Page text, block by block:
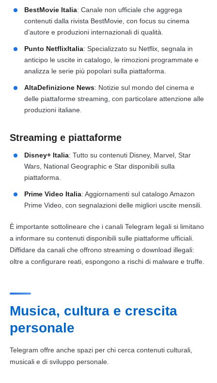
BestMovie Italia: Canale non ufficiale che aggrega
contenuti dalla rivista BestMovie, con focus su cinema
d’autore e produzioni internazionali di qualità.
Punto NetflixItalia: Specializzato su Netflix, segnala in
anticipo le uscite in catalogo, le rimozioni programmate e
analizza le serie più popolari sulla piattaforma.
AltaDefinizione News: Notizie sul mondo del cinema e
delle piattaforme streaming, con particolare attenzione alle
produzioni italiane.
Streaming e piattaforme
Disney+ Italia: Tutto su contenuti Disney, Marvel, Star
Wars, National Geographic e Star disponibili sulla
piattaforma.
Prime Video Italia: Aggiornamenti sul catalogo Amazon
Prime Video, con segnalazioni delle migliori uscite mensili.
È importante sottolineare che i canali Telegram legali si limitano
a informare su contenuti disponibili sulle piattaforme ufficiali.
Diffidare da canali che offrono streaming o download illegali:
oltre a configurare reati, espongono a rischi di malware e truffe.
Musica, cultura e crescita
personale
Telegram offre anche spazi per chi cerca contenuti culturali,
musicali e di sviluppo personale.